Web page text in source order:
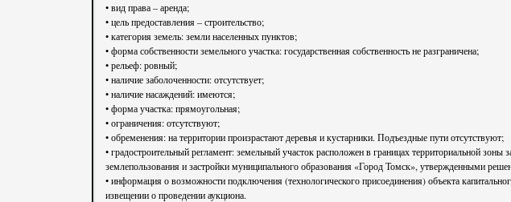
• вид права – аренда;
• цель предоставления – строительство;
• категория земель: земли населенных пунктов;
• форма собственности земельного участка: государственная собственность не разграничена;
• рельеф: ровный;
• наличие заболоченности: отсутствует;
• наличие насаждений: имеются;
• форма участка: прямоугольная;
• ограничения: отсутствуют;
• обременения: на территории произрастают деревья и кустарники. Подъездные пути отсутствуют;
• градостроительный регламент: земельный участок расположен в границах территориальной зоны застройки индивидуальными жилыми домами (Ж-3), градостроительный регламент которой установлен Правилами
землепользования и застройки муниципального образования «Город Томск», утвержденными
• информация о возможности подключения (технологического присоединения) объекта
извещении о проведении аукциона.